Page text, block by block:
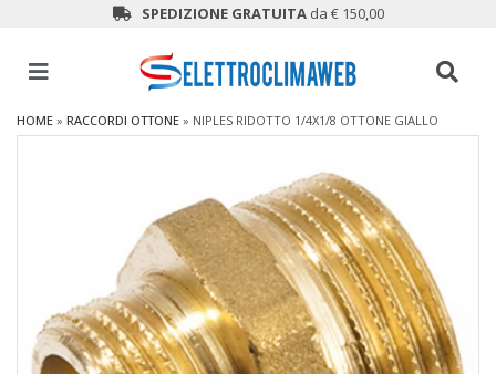
SPEDIZIONE GRATUITAda € 150,00
HOME » RACCORDI OTTONE » NIPLES RIDOTTO 1/4X1/8 OTTONE GIALLO